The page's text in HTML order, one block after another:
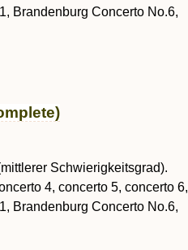
Brandenburg Concerto No.6,
Schwierigkeitsgrad).
4, concerto 5, concerto 6,
Brandenburg Concerto No.6,